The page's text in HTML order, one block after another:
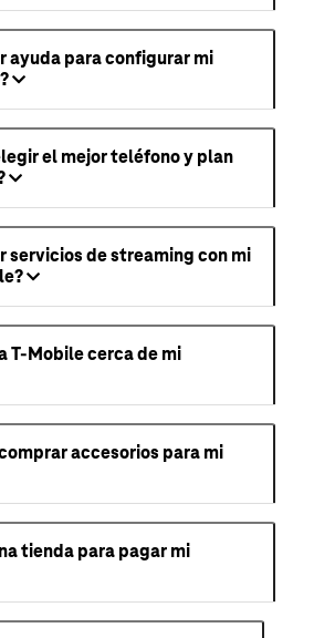
ayuda para configurar mi
el mejor teléfono y plan
servicios de streaming con mi
T-Mobile cerca de mi
accesorios para mi
tienda para pagar mi